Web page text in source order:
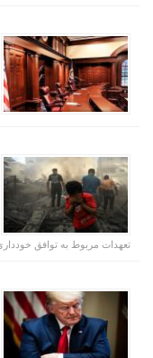
تعهدات مربوط به توافق